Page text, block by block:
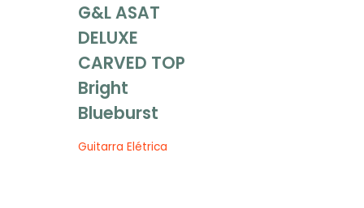
G&L ASAT
DELUXE
CARVED TOP
Bright
Blueburst
Guitarra Elétrica